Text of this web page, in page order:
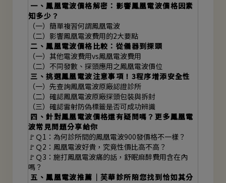
一、鳳凰電波價格解密：影響鳳凰電波價格因素
知多少？
（一）簡單複習何謂鳳凰電波
（二）影響鳳凰電波費用的2大要點
二、鳳凰電波價格比較：從儀器到探頭
（一）其他電波費用vs鳳凰電波費用
（二）不同發數、探頭應用之鳳凰電波價位
三、挑選鳳凰電波注意事項！3程序增添安全性
（一）先查詢鳳凰電波原廠認證診所
（二）確認鳳凰電波原廠探頭包裝與拆封
（三）確認雷射防偽標籤是否可成功辨識
四、針對鳳凰電波價格還有疑問嗎？更多鳳凰電
波常見問題分享給你
🚩Ｑ1：為何診所間的鳳凰電波900發價格不一樣？
🚩Ｑ2：鳳凰電波好貴，究竟性價比高不高？
🚩Ｑ3：施打鳳凰電波痛的話，舒眠麻醉費用含在內
嗎？
五、鳳凰電波推薦｜芙華診所陪您找到恰如其分